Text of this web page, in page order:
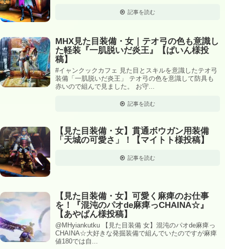
記事を読む
MHX見た目装備・女｜テオ弓の色も意識し
た軽装『一肌脱いだ炎王』【ぱいん様投
稿】
#イャンクックカフェ 見た目とスキルを意識したテオ弓
装備「一肌脱いだ炎王」 テオ弓の色を意識して防具も
赤いので組んで見ました。 お守...
記事を読む
【見た目装備・女】貫通ボウガン用装備
「天城の可愛さ」！【マイトト様投稿】
記事を読む
【見た目装備・女】可愛く麻痺のお仕事
を！『混沌のパオde麻痺っCHAINA☆』
【あやぱん様投稿】
@MHyiankutku 【見た目装備 女】混沌のパオde麻痺っ
CHAINA☆大好きな発掘装備で組んでいたのですが麻痺
値180では自...